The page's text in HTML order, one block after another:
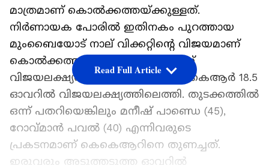
മാത്രമാണ് കൊൽക്കത്തയ്ക്കുള്ളത്.
നിർണായക പോരിൽ ഇതിനകം പുറത്തായ
മുംബൈയോട് നാല് വിക്കറ്റിന്‍റെ വിജയമാണ്
കൊല്‍ക്കത്ത നേടിയത്. 148 റൺസ്
വിജയലക്ഷ്യവുമായി ഇറങ്ങിയ കെകെആർ 18.5
ഓവറിൽ വിജയലക്ഷ്യത്തിലെത്തി. തുടക്കത്തിൽ
ഒന്ന് പതറിയെങ്കിലും മനീഷ് പാണ്ഡെ (45),
റോവ്മാൻ പവൽ (40) എന്നിവരുടെ
പ്രകടനമാണ് കെകെആറിനെ തുണച്ചത്.
ഇരുവരും അടുത്തടുത്ത ഓവറിൽ
Read Full Article